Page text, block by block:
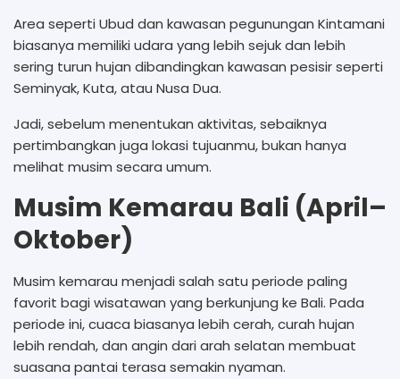
Area seperti Ubud dan kawasan pegunungan Kintamani
biasanya memiliki udara yang lebih sejuk dan lebih
sering turun hujan dibandingkan kawasan pesisir seperti
Seminyak, Kuta, atau Nusa Dua.
Jadi, sebelum menentukan aktivitas, sebaiknya
pertimbangkan juga lokasi tujuanmu, bukan hanya
melihat musim secara umum.
Musim Kemarau Bali (April–
Oktober)
Musim kemarau menjadi salah satu periode paling
favorit bagi wisatawan yang berkunjung ke Bali. Pada
periode ini, cuaca biasanya lebih cerah, curah hujan
lebih rendah, dan angin dari arah selatan membuat
suasana pantai terasa semakin nyaman.